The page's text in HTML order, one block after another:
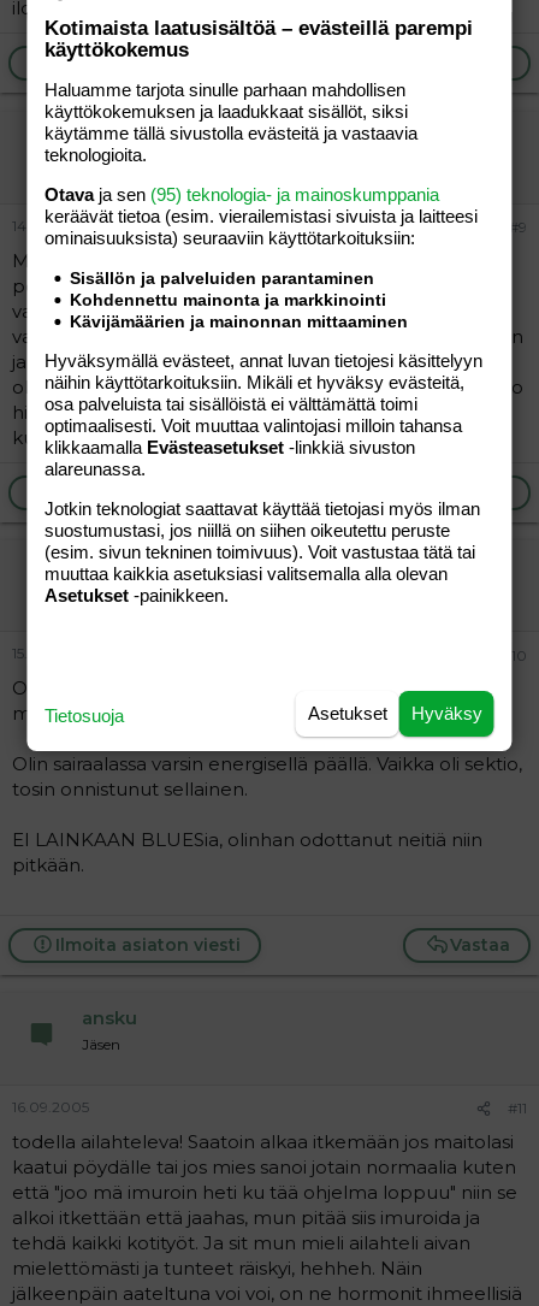
iloksi muuttui
Ilmoita asiaton viesti
Sintti79
Vieras
14.09.2005 #9
Minäkin itkeskelin paljon kotia tullessa. Itkeskelin
pelosta, surusta ja ilosta, mitä milloinkin.. Jopa teki
vaikeeta soittaa kirkkoherranvirastoon ja tilata pappi ja
varata aika. Tuntui, että itku kurkussa jouduin puhumaan
ja nielemään, etten hölmöltä kuulostanut. Telkkari
ohjelmatkin laittoi joskus itkettämään, mutta nyt alkaa jo
hieman tasoittumaan, kun synnytyksestä on kulunut
kuukausi.
minä
Aktiivinen jäsen
15.09.2005 #10
Onnellinen olo ja heti halusi kaikille ilmoittaa neidin
mitat! Ja päästä näyttämään vauvaa!
Olin sairaalassa varsin energisellä päällä. Vaikka oli sektio,
tosin onnistunut sellainen.
EI LAINKAAN BLUESia, olinhan odottanut neitiä niin
pitkään.
Vastaa
Ilmoita asiaton viesti
ansku
Jäsen
16.09.2005 #11
todella ailahteleva! Saatoin alkaa itkemään jos maitolasi
kaatui pöydälle tai jos mies sanoi jotain normaalia kuten
että "joo mä imuroin heti ku tää ohjelma loppuu" niin se
alkoi itkettään että jaahas, mun pitää siis imuroida ja
tehdä kaikki kotityöt. Ja sit mun mieli ailahteli aivan
mielettömästi ja tunteet räiskyi, hehheh. Näin
jälkeenpäin aateltuna voi voi, on ne hormonit ihmeellisiä
Kotimaista laatusisältöä – evästeillä parempi
käyttökokemus
Haluamme tarjota sinulle parhaan mahdollisen
käyttökokemuksen ja laadukkaat sisällöt, siksi
käytämme tällä sivustolla evästeitä ja vastaavia
teknologioita.
Otavaja sen (95) teknologia- ja mainoskumppania
keräävät tietoa (esim. vierailemis­tasi sivuista ja laitteesi
ominaisuuk­sista) seuraaviin käyttötarkoituksiin:
Sisällön ja palveluiden parantaminen
Kohdennettu mainonta ja markkinointi
Kävijämäärien ja mainonnan mittaaminen
Hyväksymällä evästeet, annat luvan tietojesi käsittelyyn
näihin käyttötarkoituksiin. Mikäli et hyväksy evästeitä,
osa palveluista tai sisällöistä ei välttämättä toimi
optimaalisesti. Voit muuttaa valintojasi milloin tahansa
klikkaamalla Evästeasetukset -linkkiä sivuston
alareunassa.
Jotkin teknologiat saattavat käyttää tietojasi myös ilman
suostumustasi, jos niillä on siihen oikeutettu peruste
(esim. sivun tekninen toimivuus). Voit vastustaa tätä tai
muuttaa kaikkia asetuksiasi valitsemalla alla olevan
Asetukset -painikkeen.
Hyväksy
Asetukset
Tietosuoja